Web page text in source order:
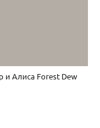
и Алиса Forest Dew